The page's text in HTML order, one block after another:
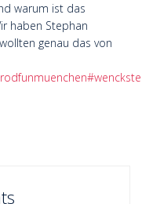
warum ist das
haben Stephan
genau das von
#